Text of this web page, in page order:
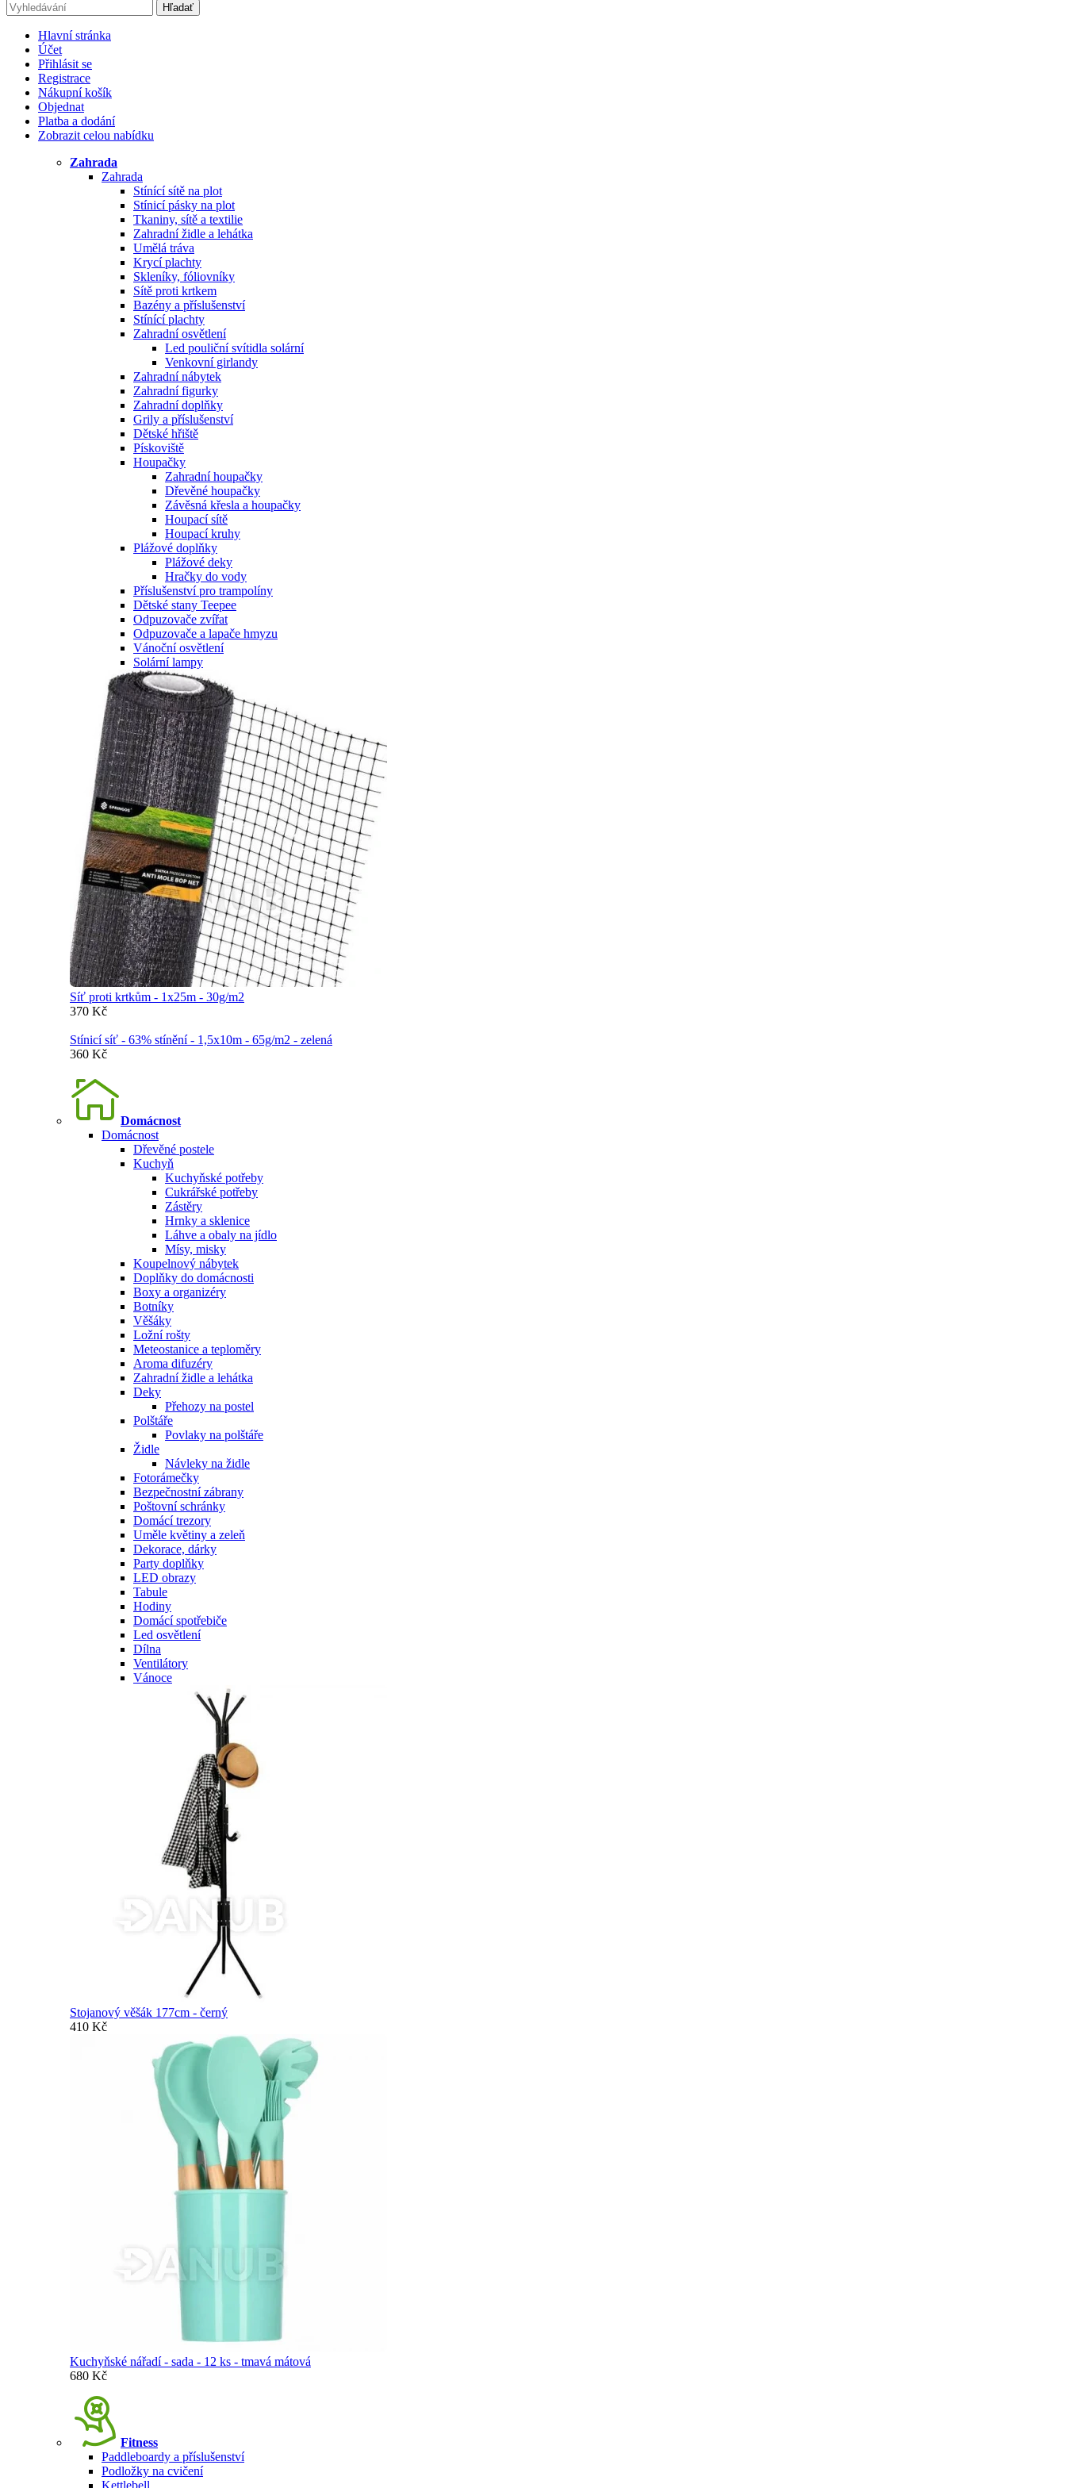
Hľadať
Hlavní stránka
Účet
Přihlásit se
Registrace
Nákupní košík
Objednat
Platba a dodání
Zobrazit celou nabídku
Zahrada
Zahrada
Stínící sítě na plot
Stínicí pásky na plot
Tkaniny, sítě a textilie
Zahradní židle a lehátka
Umělá tráva
Krycí plachty
Skleníky, fóliovníky
Sítě proti krtkem
Bazény a příslušenství
Stínící plachty
Zahradní osvětlení
Led pouliční svítidla solární
Venkovní girlandy
Zahradní nábytek
Zahradní figurky
Zahradní doplňky
Grily a příslušenství
Dětské hřiště
Pískoviště
Houpačky
Zahradní houpačky
Dřevěné houpačky
Závěsná křesla a houpačky
Houpací sítě
Houpací kruhy
Plážové doplňky
Plážové deky
Hračky do vody
Příslušenství pro trampolíny
Dětské stany Teepee
Odpuzovače zvířat
Odpuzovače a lapače hmyzu
Vánoční osvětlení
Solární lampy
Síť proti krtkům - 1x25m - 30g/m2
370 Kč
Stínicí síť - 63% stínění - 1,5x10m - 65g/m2 - zelená
360 Kč
Domácnost
Domácnost
Dřevěné postele
Kuchyň
Kuchyňské potřeby
Cukrářské potřeby
Zástěry
Hrnky a sklenice
Láhve a obaly na jídlo
Mísy, misky
Koupelnový nábytek
Doplňky do domácnosti
Boxy a organizéry
Botníky
Věšáky
Ložní rošty
Meteostanice a teploměry
Aroma difuzéry
Zahradní židle a lehátka
Deky
Přehozy na postel
Polštáře
Povlaky na polštáře
Židle
Návleky na židle
Fotorámečky
Bezpečnostní zábrany
Poštovní schránky
Domácí trezory
Uměle květiny a zeleň
Dekorace, dárky
Party doplňky
LED obrazy
Tabule
Hodiny
Domácí spotřebiče
Led osvětlení
Dílna
Ventilátory
Vánoce
Stojanový věšák 177cm - černý
410 Kč
Kuchyňské nářadí - sada - 12 ks - tmavá mátová
680 Kč
Fitness
Paddleboardy a příslušenství
Podložky na cvičení
Kettlebell